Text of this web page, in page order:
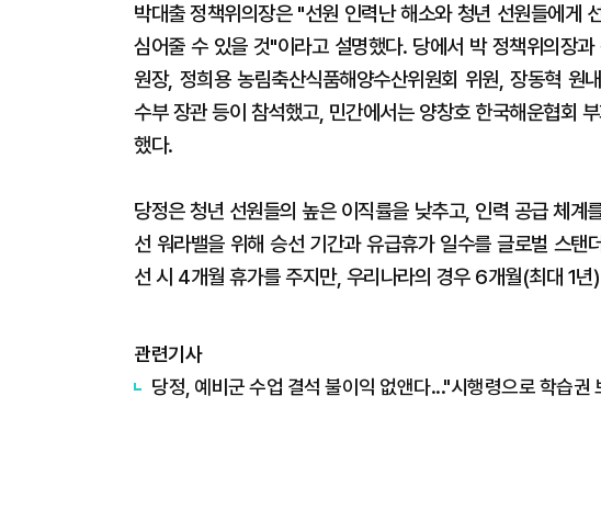
박대출 정책위의장은 "선원 인력난 해소와 청년 선원들에
심어줄 수 있을 것"이라고 설명했다. 당에서 박 정책위의장
원장, 정희용 농림축산식품해양수산위원회 위원, 장동혁 원
수부 장관 등이 참석했고, 민간에서는 양창호 한국해운협회
했다.
당정은 청년 선원들의 높은 이직률을 낮추고, 인력 공급 체계
선 워라밸을 위해 승선 기간과 유급휴가 일수를 글로벌 스
선 시 4개월 휴가를 주지만, 우리나라의 경우 6개월(최대 1
관련기사
당정, 예비군 수업 결석 불이익 없앤다..."시행령으로 학습권